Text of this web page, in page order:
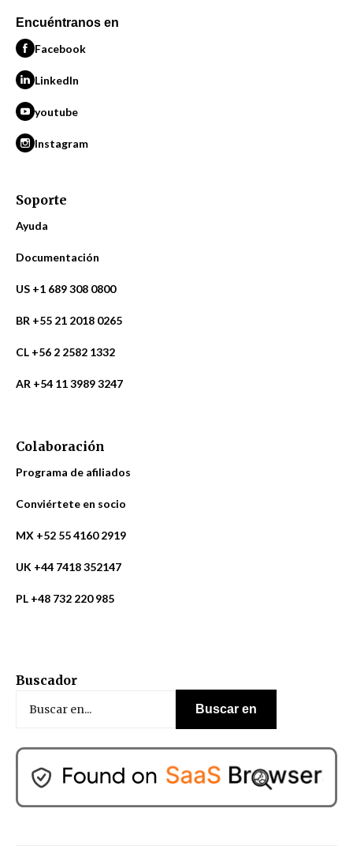
Encuéntranos en
Facebook
LinkedIn
youtube
Instagram
Soporte
Ayuda
Documentación
US +1 689 308 0800
BR +55 21 2018 0265
CL +56 2 2582 1332
AR +54 11 3989 3247
Colaboración
Programa de afiliados
Conviértete en socio
MX +52 55 4160 2919
UK +44 7418 352147
PL +48 732 220 985
Buscador